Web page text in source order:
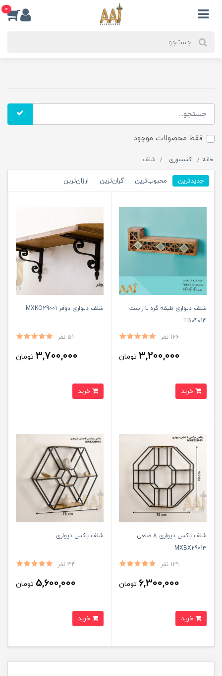
0
فقط محصولات موجود
خانه اکسسوری شلف
جدیدترین محبوب‌ترین گران‌ترین ارزان‌ترین
شلف دیواری طبقه گره L راست
TB04013
126 نفر
3,200,000 تومان
شلف دیواری دوفر MXKO29001
51 نفر
3,700,000 تومان
شلف باکس دیواری 8 ضلعی
MXBX29013
129 نفر
6,300,000 تومان
شلف باکس دیواری
34 نفر
5,600,000 تومان